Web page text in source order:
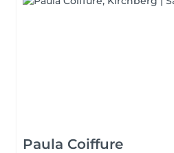
Paula Coiffure